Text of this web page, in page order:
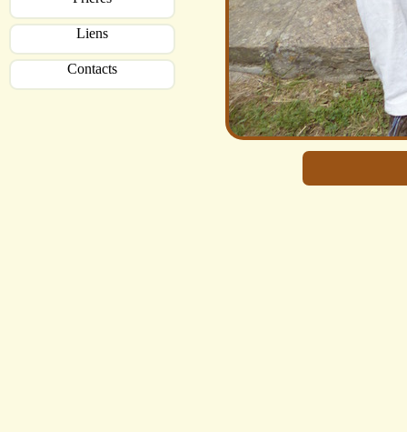
Liens
Contacts